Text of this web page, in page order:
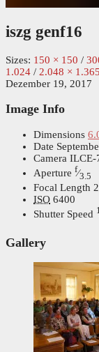
iszg genf16
Sizes: 150 × 150 /
1.024 / 2.048 × 1.365
Dezember 19, 2017
Image Info
Dimensions
Date
Camera ILCE-
Aperture f⁄3.5
Focal Length
ISO 6400
Shutter Speed
Gallery